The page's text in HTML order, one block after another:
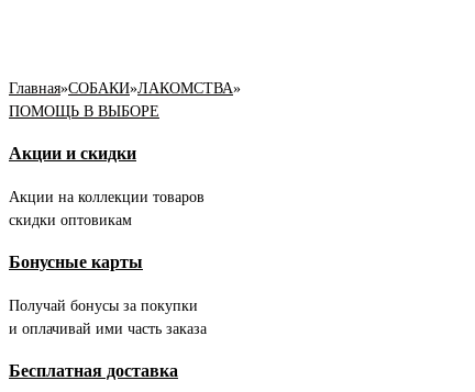
Главная»СОБАКИ»ЛАКОМСТВА»
ПОМОЩЬ В ВЫБОРЕ
Акции и скидки
Акции на коллекции товаров
скидки оптовикам
Бонусные карты
Получай бонусы за покупки
и оплачивай ими часть заказа
Бесплатная доставка